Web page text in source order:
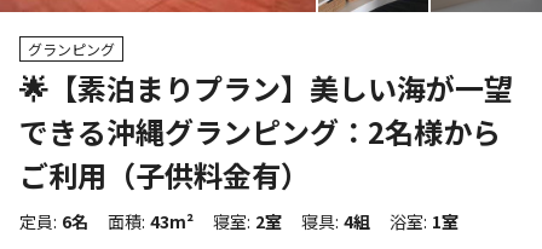
グランピング
🌟【素泊まりプラン】美しい海が一望
できる沖縄グランピング：2名様から
ご利用（子供料金有）
定員: 6名 面積: 43m² 寝室: 2室 寝具: 4組 浴室: 1室
トップ
WEB予約可能 クーポン利用可 宿泊施設
9人
ひかりドーム 沖縄 グランピング
〒904-2311沖縄県うるま市勝連南風原3188-6